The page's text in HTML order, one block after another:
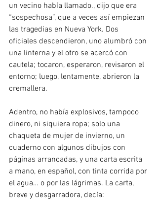
un vecino había llamado., dijo que era
“sospechosa”, que a veces así empiezan
las tragedias en Nueva York. Dos
oficiales descendieron, uno alumbró con
una linterna y el otro se acercó con
cautela; tocaron, esperaron, revisaron el
entorno; luego, lentamente, abrieron la
cremallera.
Adentro, no había explosivos, tampoco
dinero, ni siquiera ropa; solo una
chaqueta de mujer de invierno, un
cuaderno con algunos dibujos con
páginas arrancadas, y una carta escrita
a mano, en español, con tinta corrida por
el agua… o por las lágrimas. La carta,
breve y desgarradora, decía: